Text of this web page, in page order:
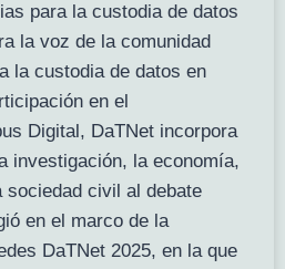
para la custodia de datos
la voz de la comunidad
la custodia de datos en
en el
Digital, DaTNet incorpora
investigación, la economía,
sociedad civil al debate
en el marco de la
DaTNet 2025, en la que